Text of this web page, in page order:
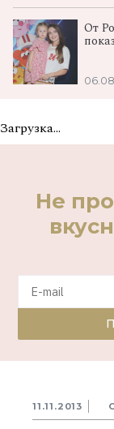
От
Загрузка...
Не
11.11.2013